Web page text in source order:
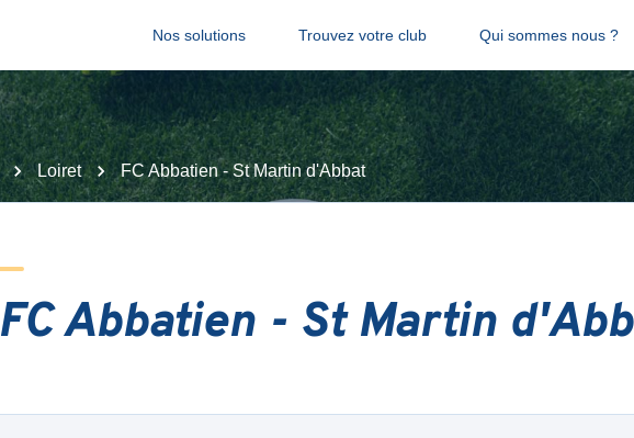
Nos solutions Trouvez votre club Qui sommes nous ?
Loiret FC Abbatien - St Martin d'Abbat
FC Abbatien - St Martin